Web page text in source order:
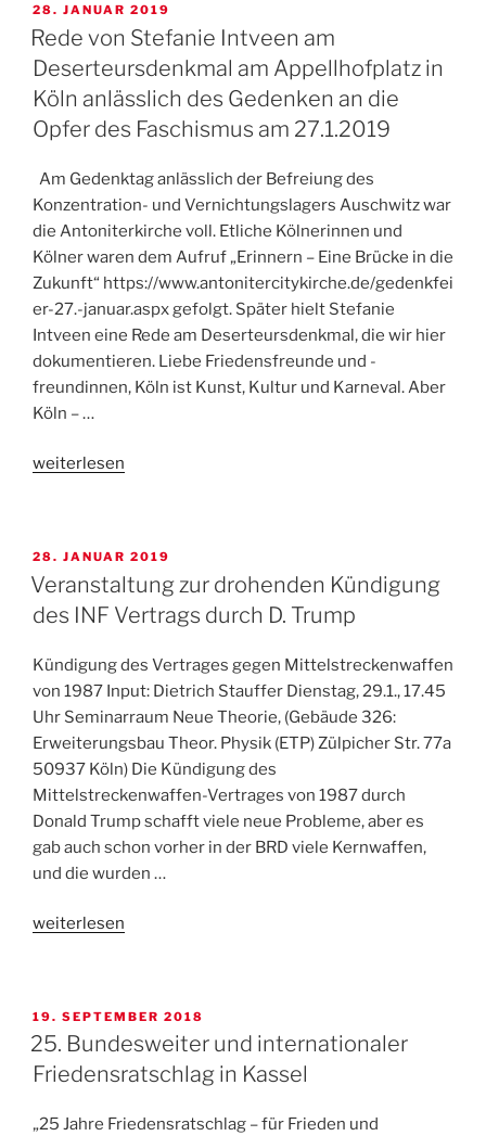
mit
Russland?
5.11.,
19
Uhr
der
Lutherkirche“
VERÖFFENTLICHT
AM
28. JANUAR 2019
Rede von Stefanie Intveen am
Deserteursdenkmal am Appellhofplatz in
Köln anlässlich des Gedenken an die
Opfer des Faschismus am 27.1.2019
Am Gedenktag anlässlich der Befreiung des
Konzentration- und Vernichtungslagers Auschwitz war
die Antoniterkirche voll. Etliche Kölnerinnen und
Kölner waren dem Aufruf „Erinnern – Eine Brücke in die
Zukunft“ https://www.antonitercitykirche.de/gedenkfei
er-27.-januar.aspx gefolgt. Später hielt Stefanie
Intveen eine Rede am Deserteursdenkmal, die wir hier
dokumentieren. Liebe Friedensfreunde und -
freundinnen, Köln ist Kunst, Kultur und Karneval. Aber
Köln – …
„Rede
am
Deserteursdenkmal
am
in
Köln
anlässlich
des
Gedenken
an
die
Opfer
des
am
weiterlesen
VERÖFFENTLICHT
AM
28. JANUAR 2019
Veranstaltung zur drohenden Kündigung
des INF Vertrags durch D. Trump
Kündigung des Vertrages gegen Mittelstreckenwaffen
von 1987 Input: Dietrich Stauffer Dienstag, 29.1., 17.45
Uhr Seminarraum Neue Theorie, (Gebäude 326:
Erweiterungsbau Theor. Physik (ETP) Zülpicher Str. 77a
50937 Köln) Die Kündigung des
Mittelstreckenwaffen-Vertrages von 1987 durch
Donald Trump schafft viele neue Probleme, aber es
gab auch schon vorher in der BRD viele Kernwaffen,
und die wurden …
„Veranstaltung
des
INF
Vertrags
D.
weiterlesen
VERÖFFENTLICHT
AM
19. SEPTEMBER 2018
25. Bundesweiter und internationaler
Friedensratschlag in Kassel
„25 Jahre Friedensratschlag – für Frieden und